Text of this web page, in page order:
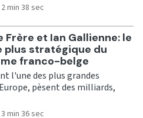
2 min 38 sec
Frère et Ian Gallienne: le
plus stratégique du
franco-belge
l'une des plus grandes
pèsent des milliards,
3 min 36 sec